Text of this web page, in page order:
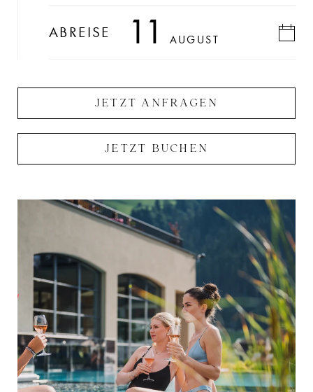
ABREISE 11 AUGUST
JETZT BUCHEN
JETZT ANFRAGEN